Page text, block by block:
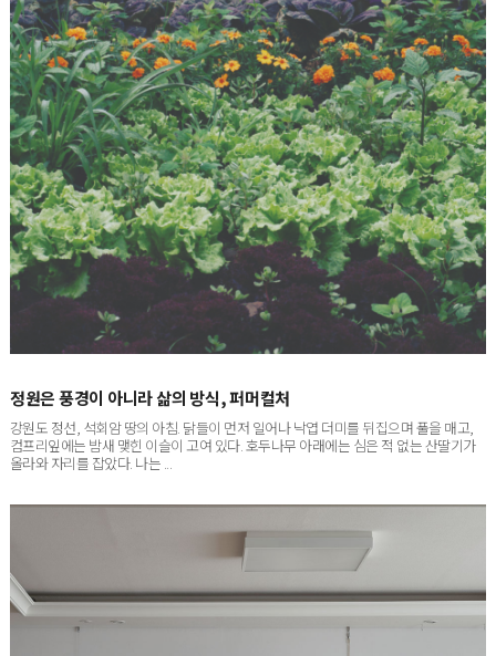
강원도 정선, 석회암 땅의 아침. 닭들이 먼저 일어나 낙엽 더미를 뒤집으며 풀을 매고,
컴프리잎에는 밤새 맺힌 이슬이 고여 있다. 호두나무 아래에는 심은 적 없는 산딸기가
올라와 자리를 잡았다. 나는 ...